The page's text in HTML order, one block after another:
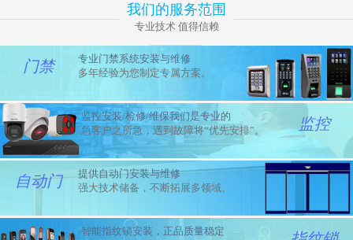
我们的服务范围
专业技术 值得信赖
门禁
专业门禁系统安装与维修
多年经验为您制定专属方案。
监控安装/检修/维保我们是专业的
急客户之所急，遇到故障将“优先安排”。
监控
自动门
提供自动门安装与维修
强大技术储备，不断拓展多领域。
智能指纹锁安装，正品质量稳定